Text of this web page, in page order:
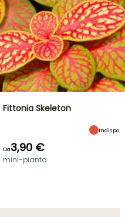
Fittonia Skeleton
Indispo.
Da3,90 €
mini-pianta